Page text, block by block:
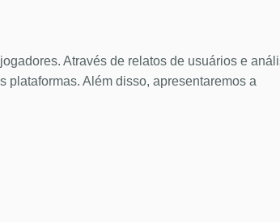
Através de relatos de usuários e
Além disso, apresentaremos a